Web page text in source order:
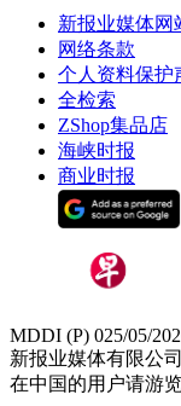
新报业媒体网
网络条款
个人资料保护
全检索
ZShop集品店
海峡时报
商业时报
MDDI (P) 025/05/
新报业媒体有限公
在中国的用户请游